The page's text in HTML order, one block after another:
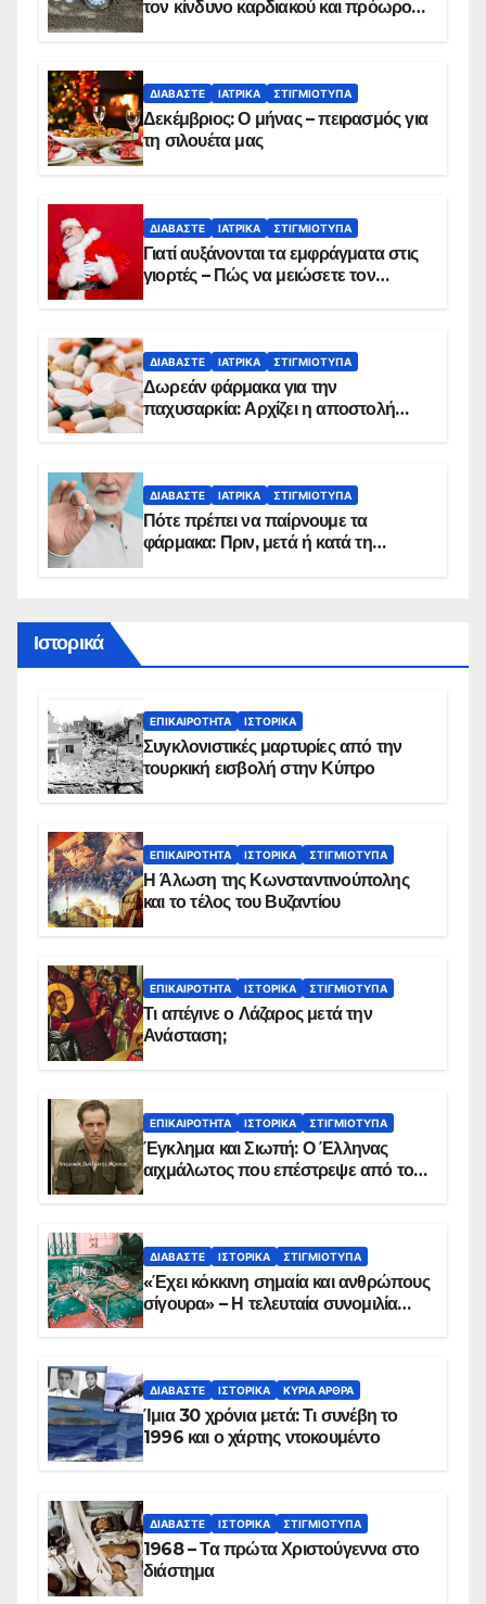
τον κίνδυνο καρδιακού και πρόωρου
ΔΙΑΒΆΣΤΕ ΙΑΤΡΙΚΆ ΣΤΙΓΜΙΌΤΥΠΑ
Δεκέμβριος: Ο μήνας – πειρασμός για
τη σιλουέτα μας
ΔΙΑΒΆΣΤΕ ΙΑΤΡΙΚΆ ΣΤΙΓΜΙΌΤΥΠΑ
Γιατί αυξάνονται τα εμφράγματα στις
γιορτές – Πώς να μειώσετε τον
ΔΙΑΒΆΣΤΕ ΙΑΤΡΙΚΆ ΣΤΙΓΜΙΌΤΥΠΑ
Δωρεάν φάρμακα για την
παχυσαρκία: Αρχίζει η αποστολή
ΔΙΑΒΆΣΤΕ ΙΑΤΡΙΚΆ ΣΤΙΓΜΙΌΤΥΠΑ
Πότε πρέπει να παίρνουμε τα
φάρμακα: Πριν, μετά ή κατά τη
Ιστορικά
ΕΠΙΚΑΙΡΌΤΗΤΑ ΙΣΤΟΡΙΚΆ
Συγκλονιστικές μαρτυρίες από την
τουρκική εισβολή στην Κύπρο
ΕΠΙΚΑΙΡΌΤΗΤΑ ΙΣΤΟΡΙΚΆ ΣΤΙΓΜΙΌΤΥΠΑ
Η Άλωση της Κωνσταντινούπολης
και το τέλος του Βυζαντίου
ΕΠΙΚΑΙΡΌΤΗΤΑ ΙΣΤΟΡΙΚΆ ΣΤΙΓΜΙΌΤΥΠΑ
Τι απέγινε ο Λάζαρος μετά την
Ανάσταση;
ΕΠΙΚΑΙΡΌΤΗΤΑ ΙΣΤΟΡΙΚΆ ΣΤΙΓΜΙΌΤΥΠΑ
Έγκλημα και Σιωπή: Ο Έλληνας
αιχμάλωτος που επέστρεψε από το
ΔΙΑΒΆΣΤΕ ΙΣΤΟΡΙΚΆ ΣΤΙΓΜΙΌΤΥΠΑ
«Έχει κόκκινη σημαία και ανθρώπους
σίγουρα» – Η τελευταία συνομιλία
ΔΙΑΒΆΣΤΕ ΙΣΤΟΡΙΚΆ ΚΥΡΙΑ ΑΡΘΡΑ
Ίμια 30 χρόνια μετά: Τι συνέβη το
1996 και ο χάρτης ντοκουμέντο
ΔΙΑΒΆΣΤΕ ΙΣΤΟΡΙΚΆ ΣΤΙΓΜΙΌΤΥΠΑ
1968 – Τα πρώτα Χριστούγεννα στο
διάστημα